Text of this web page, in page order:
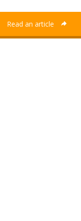
Read an article